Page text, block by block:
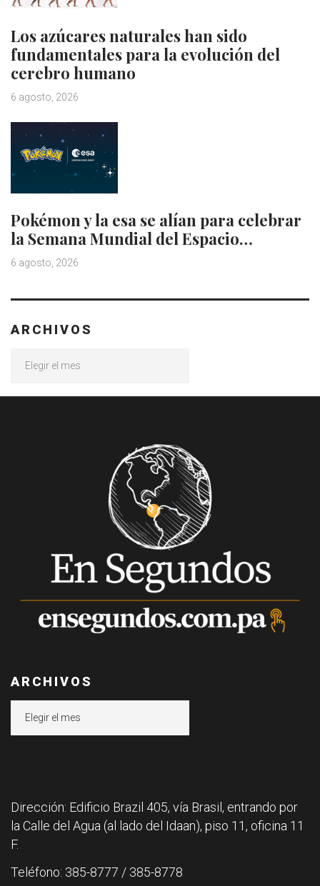
Los azúcares naturales han sido
fundamentales para la evolución del
cerebro humano
6 agosto, 2026
Pokémon y la esa se alían para celebrar
la Semana Mundial del Espacio…
6 agosto, 2026
ARCHIVOS
ARCHIVOS
Dirección: Edificio Brazil 405, vía Brasil, entrando por
la Calle del Agua (al lado del Idaan), piso 11, oficina 11
F.
Teléfono: 385-8777 / 385-8778